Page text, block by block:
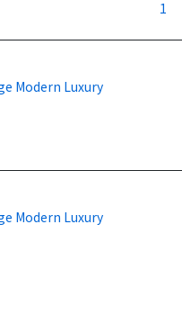
1
Modern Luxury
Modern Luxury